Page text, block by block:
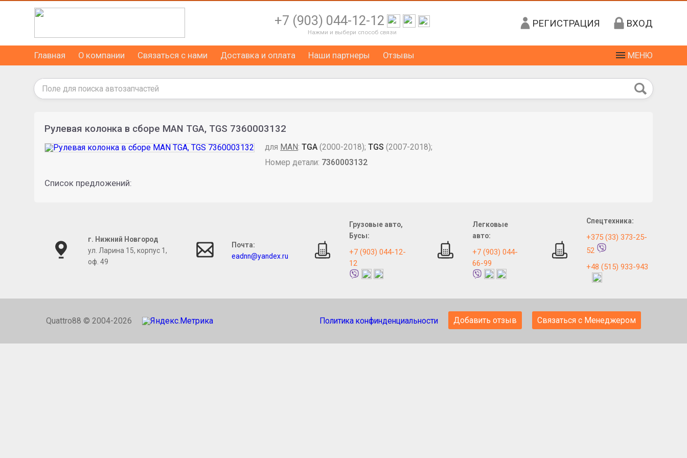
+7 (903) 044-12-12
Нажми и выбери способ связи
РЕГИСТРАЦИЯ ВХОД
Главная О компании Связаться с нами Доставка и оплата Наши партнеры Отзывы МЕНЮ
Рулевая колонка в сборе MAN TGA, TGS 7360003132
для MAN:TGA (2000-2018);TGS (2007-2018);
Номер детали: 7360003132
Список предложений:
г. Нижний Новгород
ул. Ларина 15, корпус 1,
оф. 49
Почта:
eadnn@yandex.ru
Грузовые авто,
Бусы:
+7 (903) 044-12-
12
Легковые
авто:
+7 (903) 044-
66-99
Спецтехника:
+375 (33) 373-25-
52
+48 (515) 933-943
Quattro88 © 2004-2026 Политика конфинденциальности Добавить отзыв Связаться с Менеджером